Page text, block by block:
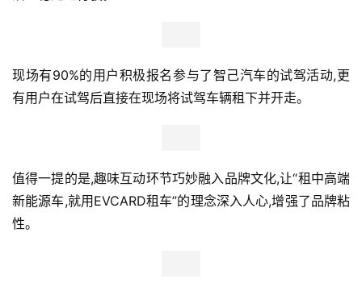
商
业
新
科
技
现场有90%的用户积极报名参与了智己汽车的试驾活动,更
有用户在试驾后直接在现场将试驾车辆租下并开走。
值得一提的是,趣味互动环节巧妙融入品牌文化,让“租中高端
新能源车,就用EVCARD租车”的理念深入人心,增强了品牌粘
性。